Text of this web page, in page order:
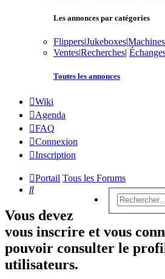
Les annonces par catégories
Flippers|Jukeboxes|
Ventes|Recherches|
Toutes les annonces
Wiki
Agenda
FAQ
Connexion
Inscription
Portail Tous les Forums
Rechercher
Vous devez
vous inscrire et vous
pouvoir consulter le
utilisateurs.